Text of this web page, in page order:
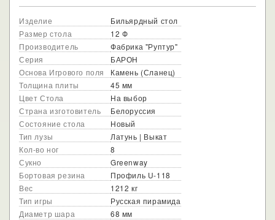
Изделие
Бильярдный стол
Размер стола
12 Ф
Производитель
Фабрика "Руптур"
Серия
БАРОН
Основа Игрового поля
Камень (Сланец)
Толщина плиты
45 мм
Цвет Стола
На выбор
Страна изготовитель
Белоруссия
Состояние стола
Новый
Тип лузы
Латунь | Выкат
Кол-во ног
8
Сукно
Greenway
Бортовая резина
Профиль U-118
Вес
1212 кг
Тип игры
Русская пирамида
Диаметр шара
68 мм